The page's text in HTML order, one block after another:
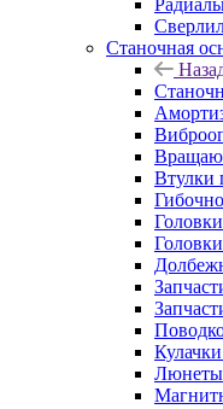
Станочная
Втулки
Люнеты